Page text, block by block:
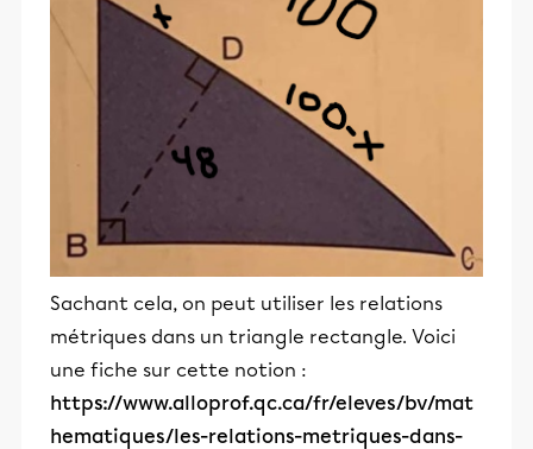
Sachant cela, on peut utiliser les relations
métriques dans un triangle rectangle. Voici
une fiche sur cette notion :
https://www.alloprof.qc.ca/fr/eleves/bv/mat
hematiques/les-relations-metriques-dans-